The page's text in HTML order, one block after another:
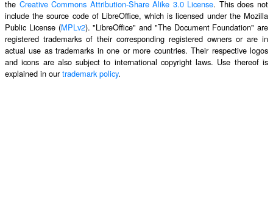
the Creative Commons Attribution-Share Alike 3.0 License. This does not
include the source code of LibreOffice, which is licensed under the Mozilla
Public License (MPLv2). "LibreOffice" and "The Document Foundation" are
registered trademarks of their corresponding registered owners or are in
actual use as trademarks in one or more countries. Their respective logos
and icons are also subject to international copyright laws. Use thereof is
explained in ourtrademark policy.